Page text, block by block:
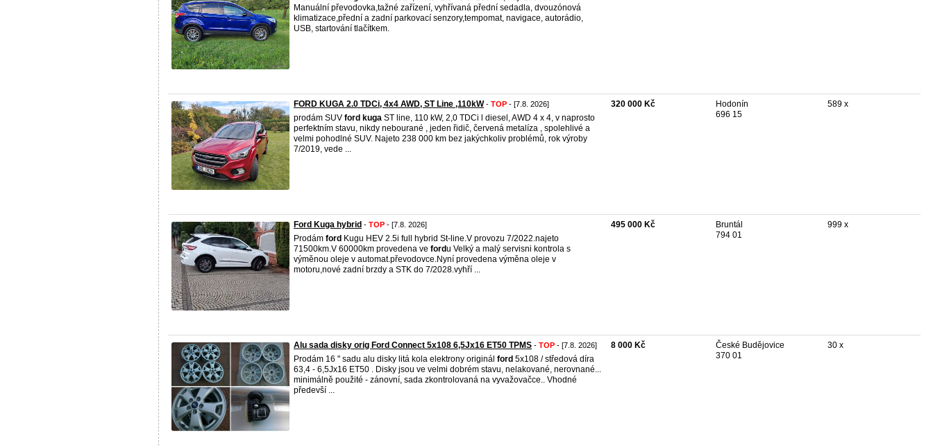
Manuální převodovka,tažné zařízení, vyhřívaná přední sedadla, dvouzónová
klimatizace,přední a zadní parkovací senzory,tempomat, navigace, autorádio,
USB, startování tlačítkem.
FORD KUGA 2.0 TDCi, 4x4 AWD, ST Line ,110kW- TOP - [7.8. 2026]
prodám SUV ford kuga ST line, 110 kW, 2,0 TDCi l diesel, AWD 4 x 4, v naprosto
perfektním stavu, nikdy nebourané , jeden řidič, červená metalíza , spolehlivé a
velmi pohodlné SUV. Najeto 238 000 km bez jakýchkoliv problémů, rok výroby
7/2019, vede ...
320 000 Kč
Hodonín
696 15
589 x
Ford Kuga hybrid - TOP - [7.8. 2026]
Prodám ford Kugu HEV 2.5i full hybrid St-line.V provozu 7/2022.najeto
71500km.V 60000km provedena ve fordu Velký a malý servisni kontrola s
výměnou oleje v automat.převodovce.Nyní provedena výměna oleje v
motoru,nové zadní brzdy a STK do 7/2028.vyhří ...
495 000 Kč
Bruntál
794 01
999 x
Alu sada disky orig Ford Connect 5x108 6,5Jx16 ET50 TPMS - TOP - [7.8. 2026]
Prodám 16 " sadu alu disky litá kola elektrony originál ford 5x108 / středová díra
63,4 - 6,5Jx16 ET50 . Disky jsou ve velmi dobrém stavu, nelakované, nerovnané...
minimálně použité - zánovní, sada zkontrolovaná na vyvažovačce.. Vhodné
předevší ...
8 000 Kč
České Budějovice
370 01
30 x